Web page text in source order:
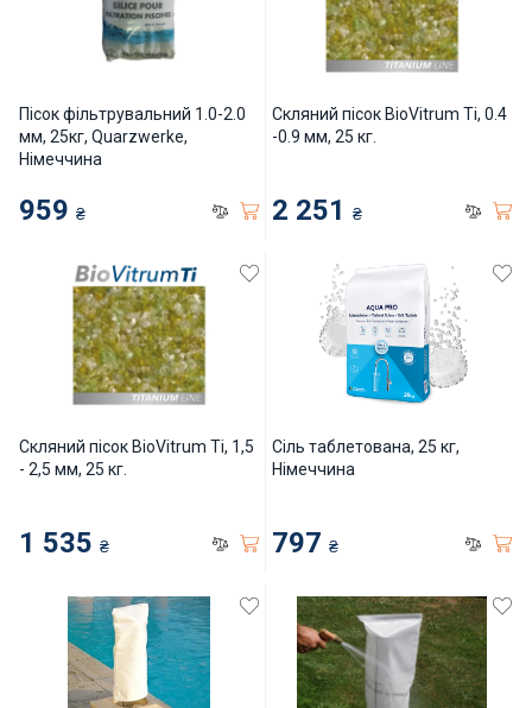
Хімія для каменя
Сауни
СПА басейни
Меблі для басейну
Гідроізоляція і будівельна хімія
Корисні дрібнички
Розпродаж
Пісок фільтрувальний 1.0-2.0
мм, 25кг, Quarzwerke,
Німеччина
959 ₴
Скляний пісок BioVitrum Ti, 0.4
-0.9 мм, 25 кг.
2 251 ₴
Скляний пісок BioVitrum Ti, 1,5
- 2,5 мм, 25 кг.
1 535 ₴
Сіль таблетована, 25 кг,
Німеччина
797 ₴